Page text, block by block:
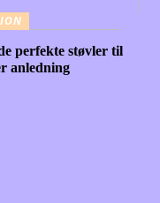
perfekte støvler til
anledning